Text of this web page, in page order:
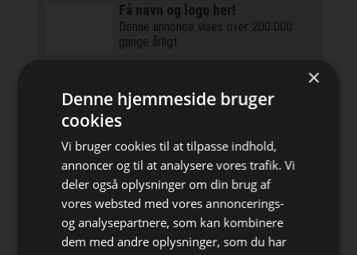
Bliv opdateret hver dag
Få navn og logo her!
Denne annonce vises over 200.000
gange årligt
Volkswagen Skandinavisk Motor
Vi forstår vigtigheden af en bil, du kan
regne med.
TITAN Containers
Alt i container, køb, leje, brugt, isoleret
etc
FlotteGulve.dk a/s
Salg og montering •••• Siden 1997 |
Prisgaranti
×
Denne hjemmeside bruger
cookies
Vi bruger cookies til at tilpasse indhold,
annoncer og til at analysere vores trafik. Vi
deler også oplysninger om din brug af
vores websted med vores annoncerings-
og analysepartnere, som kan kombinere
dem med andre oplysninger, som du har